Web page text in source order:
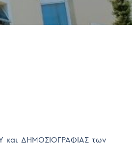
και ΔΗΜΟΣΙΟΓΡΑΦΙΑΣ των